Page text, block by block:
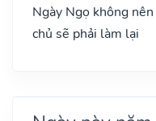
Ngày Ngọ không
chủ sẽ phải làm lại